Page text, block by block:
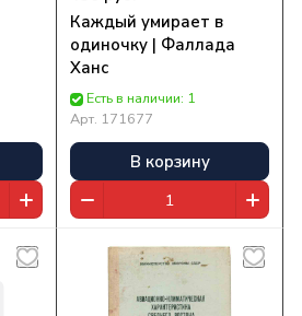
Каждый умирает в
одиночку | Фаллада
Ханс
Есть в наличии: 1
Арт. 171677
В корзину